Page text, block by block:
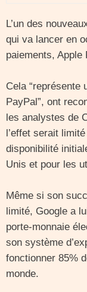
L’un des
qui va lancer en
paiements, Apple
Cela “représente
PayPal”, ont
les analystes de
l’effet serait
disponibilité
Unis et pour les
Même si son
limité, Google a
porte-monnaie
son système
fonctionner 85%
monde.